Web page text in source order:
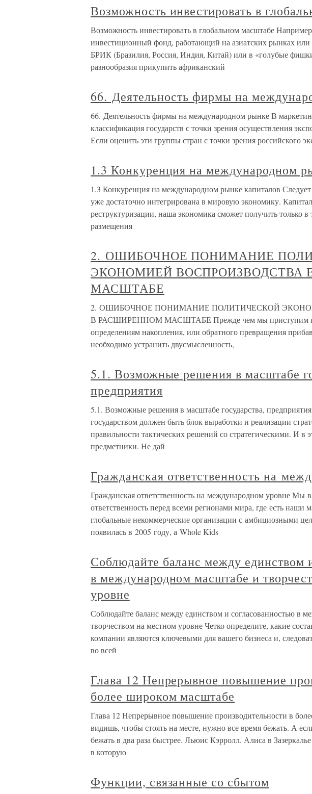
Возможность инвестировать в
Возможность инвестировать в глобальном масштабе
инвестиционный фонд, работающий на азиатских рынках
БРИК (Бразилия, Россия, Индия, Китай) или в «голубые
разнообразия прикупить африканский
66. Деятельность фирмы на
66. Деятельность фирмы на международном рынке В
классификация государств с точки зрения осуществления
Если оценить эти группы стран с точки зрения российского
1.3 Конкуренция на международном
1.3 Конкуренция на международном рынке капиталов Следует
уже достаточно интегрирована в мировую экономику.
реструктуризации, наша экономика сможет получить только в
размещения
2. ОШИБОЧНОЕ ПОНИМАНИЕ
ЭКОНОМИЕЙ ВОСПРОИЗВОДСТВА
МАСШТАБЕ
2. ОШИБОЧНОЕ ПОНИМАНИЕ ПОЛИТИЧЕСКОЙ
В РАСШИРЕННОМ МАСШТАБЕ Прежде чем мы приступим к
определениям накопления, или обратного превращения
необходимо устранить двусмысленность,
5.1. Возможные решения в масштабе
предприятия
5.1. Возможные решения в масштабе государства,
государством должен быть блок выработки и реализации
правильности тактических решений со стратегическими. И в
предметники. Не дай
Гражданская ответственность на
Гражданская ответственность на международном уровне Мы
ответственность перед всеми регионами мира, где есть наши
глобальные некоммерческие организации с амбициозными
появилась в 2005 году, а Whole Kids
Соблюдайте баланс между единством
в международном масштабе и
уровне
Соблюдайте баланс между единством и согласованностью в
творчеством на местном уровне Четко определите, какие
компании являются ключевыми для вашего бизнеса и,
во всей
Глава 12 Непрерывное повышение
более широком масштабе
Глава 12 Непрерывное повышение производительности в
видишь, чтобы стоять на месте, нужно все время бежать. А
бежать в два раза быстрее. Льюис Кэрролл. Алиса в
в которую
Функции, связанные со сбытом